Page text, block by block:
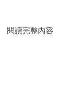
閱讀完整內容